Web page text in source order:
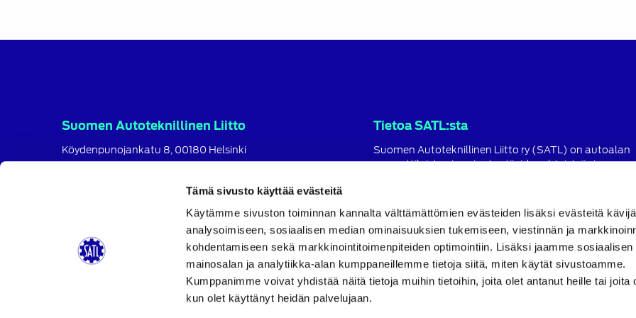
Tämä sivusto käyttää evästeitä
Käytämme sivuston toiminnan kannalta välttämättömien evästeiden lisäksi evästeitä
analysoimiseen, sosiaalisen median ominaisuuksien tukemiseen, viestinnän ja
kohdentamiseen sekä markkinointitoimenpiteiden optimointiin. Lisäksi jaamme sosiaalisen
mainosalan ja analytiikka-alan kumppaneillemme tietoja siitä, miten käytät sivustoamme.
Kumppanimme voivat yhdistää näitä tietoja muihin tietoihin, joita olet antanut heille tai joita
kun olet käyttänyt heidän palvelujaan.
Suomen Autoteknillinen Liitto
Köydenpunojankatu 8, 00180 Helsinki
SATL
SATL
Instagram
Tietoa SATL:sta
Suomen Autoteknillinen Liitto ry (SATL) on autoalan
ammattilaisten ja asiantuntijoiden yhteistyö- ja
tavoitteena on ylläpitää ja kehittää koko autoalan
ja ammattitaitoa.
Lue lisää